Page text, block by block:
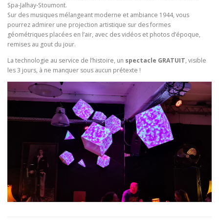
Spa-Jalhay-Stoumont.
Sur des musiques mélangeant moderne et ambiance 1944, vous
pourrez admirer une projection artistique sur des formes
géométriques placées en l’air, avec des vidéos et photos d’époque,
remises au gout du jour.
La technologie au service de l’histoire, un spectacle GRATUIT, visible
les 3 jours, à ne manquer sous aucun prétexte !